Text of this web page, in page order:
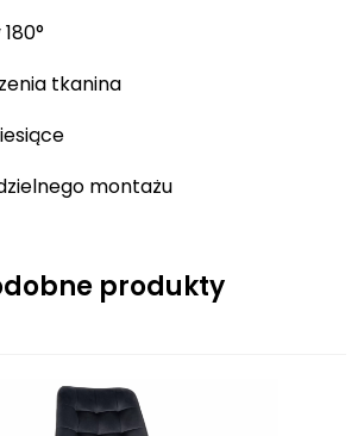
tkanina
montażu
produkty